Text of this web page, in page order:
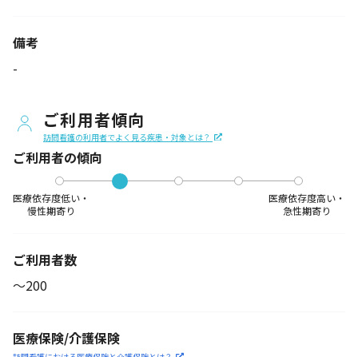
備考
-
ご利用者傾向
訪問看護の利用者でよく見る疾患・対象とは？
ご利用者の傾向
医療依存度低い・
慢性期寄り
医療依存度高い・
急性期寄り
ご利用者数
〜200
医療保険/介護保険